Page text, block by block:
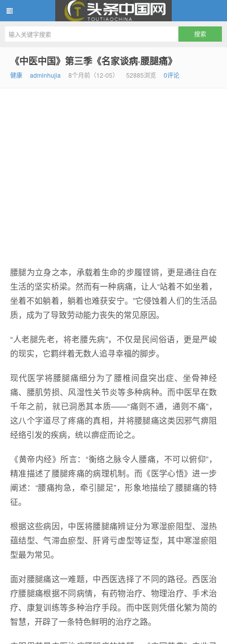
头条中国网
《中医中国》第三季《名家谈病·腰腿痛》
健康 adminhujia 8个月前（12-05） 52885浏览 0评论
腰腿为立身之本，承载着生命的步履铿锵，更是通往自在
生活的坚实桥梁。然而有一种病痛，让人“站着不如坐着，
坐着不如躺着，躺着也难获安宁。”它侵蚀着人们的生活品
质，成为了导致劳动能力丧失的常见原因。
“人老腿先老，将老腰先病”，不仅是民间俗语，更是严峻
的现实，它羁绊着无数人追寻幸福的脚步。
现代医学将腰腿痛细分为了腰椎间盘突出症、坐骨神经
痛、腰肌劳损、风湿性关节炎等多种病种。而中医早在数
千年之前，就已洞悉其本质——“痛则不通，通则不痛”，
这八个字道尽了疼痛的真相，并将腰腿痛这类因邪气痹阻
经络引发的疾病，统以痹症而论之。
《黄帝内经》所言：“衡络之脉令人腰痛，不可以俯仰”，
精准描述了腰腿疼痛的病理机制。而《医学心悟》进一步
阐述：“腰痛拘急，牵引腿足”，形象地描绘了腰腿痛的特
征。
根据这些病因，中医将腰腿痛辨证分为寒湿瘀阻型、湿热
蕴结型、气滞血瘀型、肝肾亏虚型等证型，其中寒湿瘀阻
型最为常见。
面对腰腿痛这一难题，中西医选择了不同的路径。西医治
疗腰腿痛根据不同病情，有药物治疗、物理治疗、手术治
疗、康复训练等多种治疗手段。而中医则凭借化繁为简的
智慧，开辟了一条特色鲜明的治疗之路。